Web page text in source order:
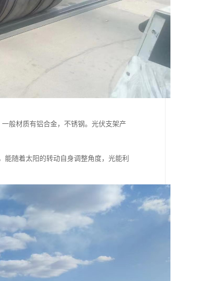
般材质有铝合金，不锈钢。光伏支架产
随着太阳的转动自身调整角度，光能利